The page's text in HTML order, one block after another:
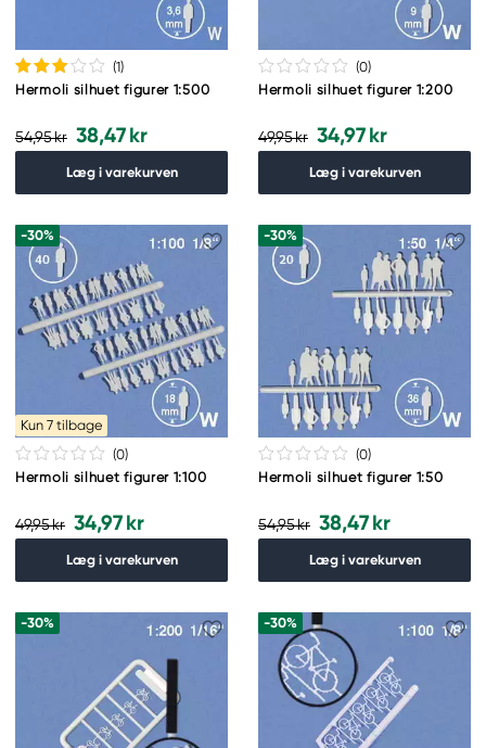
(1)
Hermoli silhuet figurer 1:500
54,95 kr 38,47 kr
Læg i varekurven
(0)
Hermoli silhuet figurer 1:200
49,95 kr 34,97 kr
Læg i varekurven
-30%
Kun 7 tilbage
(0)
Hermoli silhuet figurer 1:100
49,95 kr 34,97 kr
Læg i varekurven
-30%
(0)
Hermoli silhuet figurer 1:50
54,95 kr 38,47 kr
Læg i varekurven
-30% -30%